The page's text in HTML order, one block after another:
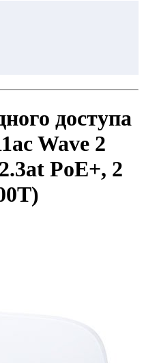
доступа
Wave 2
PoE+, 2